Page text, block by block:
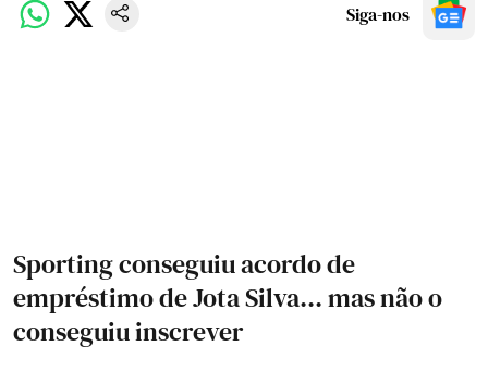
Siga-nos
Sporting conseguiu acordo de
empréstimo de Jota Silva... mas não o
conseguiu inscrever